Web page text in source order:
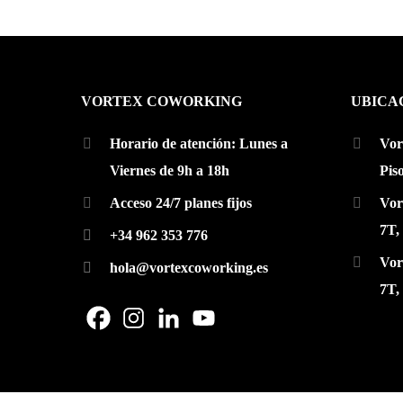
VORTEX COWORKING
Horario de atención: Lunes a
Viernes de 9h a 18h
Acceso 24/7 planes fijos
+34 962 353 776
hola@vortexcoworking.es
7T,
7T,